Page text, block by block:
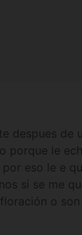
despues
porque le
eso le e
si se me
o